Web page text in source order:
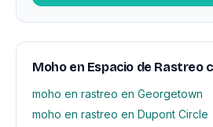
Moho en Espacio de Rastreo
moho en rastreo en Georgetown
moho en rastreo en Dupont Circle